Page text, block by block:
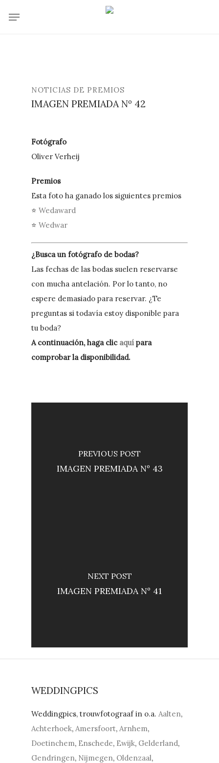
Menu
NOTICIAS DE PREMIOS
IMAGEN PREMIADA Nº 42
Fotógrafo
Oliver Verheij
Premios
Esta foto ha ganado los siguientes premios
⭐Wedaward
⭐Wedwar
¿Busca un fotógrafo de bodas?
Las fechas de las bodas suelen reservarse
con mucha antelación. Por lo tanto, no
espere demasiado para reservar. ¿Te
preguntas si todavía estoy disponible para
tu boda?
A continuación, haga clic aquí para
comprobar la disponibilidad.
PREVIOUS POST
IMAGEN PREMIADA Nº 43
NEXT POST
IMAGEN PREMIADA Nº 41
WEDDINGPICS
Weddingpics, trouwfotograaf in o.a. Aalten,
Achterhoek, Amersfoort, Arnhem,
Doetinchem, Enschede, Ewijk, Gelderland,
Gendringen, Nijmegen, Oldenzaal,